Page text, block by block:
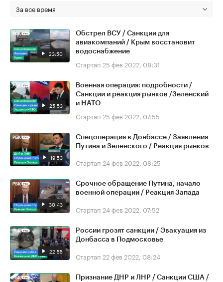
За все время
23:50
Обстрел ВСУ / Санкции для
авиакомпаний / Крым восстановит
водоснабжение
Стартап 25 фев 2022, 08:31
25:53
Военная операция: подробности /
Санкции и реакция рынков /Зеленский
и НАТО
Стартап 25 фев 2022, 07:55
19:53
Спецоперация в Донбассе / Заявления
Путина и Зеленского / Реакция рынков
Стартап 24 фев 2022, 08:25
30:43
Срочное обращение Путина, начало
военной операции / Реакция Запада
Стартап 24 фев 2022, 07:52
22:55
России грозят санкции / Эвакуация из
Донбасса в Подмосковье
Стартап 22 фев 2022, 08:24
Признание ДНР и ЛНР / Санкции США /